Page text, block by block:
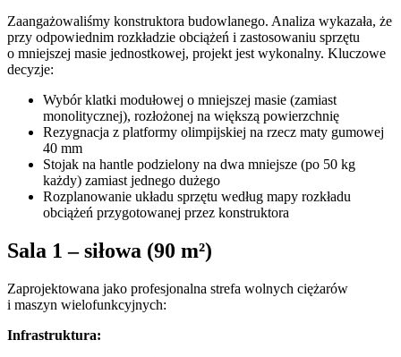
Zaangażowaliśmy konstruktora budowlanego. Analiza wykazała, że
przy odpowiednim rozkładzie obciążeń i zastosowaniu sprzętu
o mniejszej masie jednostkowej, projekt jest wykonalny. Kluczowe
decyzje:
Wybór klatki modułowej o mniejszej masie (zamiast
monolitycznej), rozłożonej na większą powierzchnię
Rezygnacja z platformy olimpijskiej na rzecz maty gumowej
40 mm
Stojak na hantle podzielony na dwa mniejsze (po 50 kg
każdy) zamiast jednego dużego
Rozplanowanie układu sprzętu według mapy rozkładu
obciążeń przygotowanej przez konstruktora
Sala 1 – siłowa (90 m²)
Zaprojektowana jako profesjonalna strefa wolnych ciężarów
i maszyn wielofunkcyjnych:
Infrastruktura: